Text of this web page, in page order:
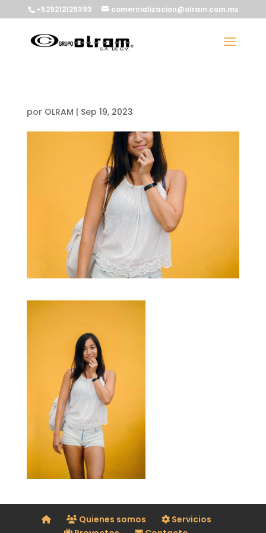
+529212129393 comercializacion@olram.com.mx
por OLRAM | Sep 19, 2023
Quienes somos
Servicios